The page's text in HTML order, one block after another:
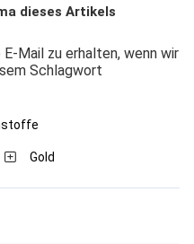
dieses Artikels
Mail zu erhalten, wenn wir
Schlagwort
Gold